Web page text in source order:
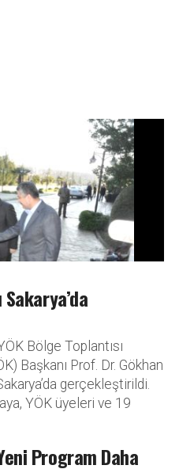
Bölge Toplantısı
Başkanı Prof. Dr. Gökhan
gerçekleştirildi.
YÖK üyeleri ve 19
Program Daha